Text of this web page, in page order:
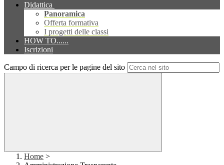
Didattica
Panoramica
Offerta formativa
I progetti delle classi
HOW TO......
Iscrizioni
Campo di ricerca per le pagine del sito
Home >